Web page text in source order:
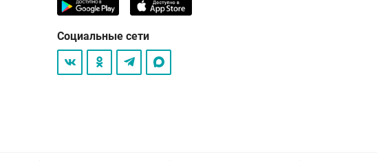
Социальные сети